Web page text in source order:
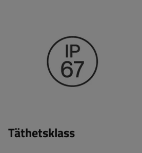
Täthetsklass